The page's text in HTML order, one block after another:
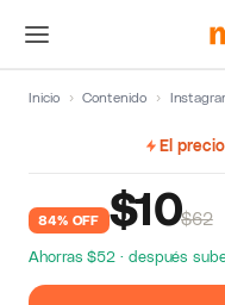
Inicio › Contenido ›
El
84% OFF $10$62
Ahorras $52 · después